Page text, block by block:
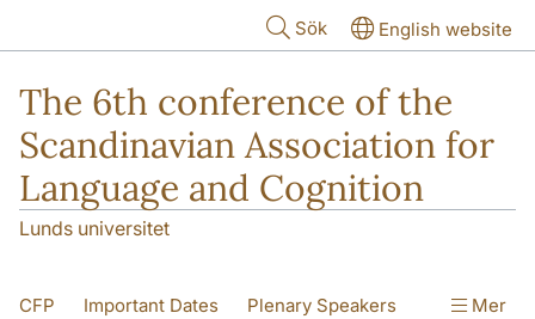
Sök English website
The 6th conference of the
Scandinavian Association for
Language and Cognition
Lunds universitet
CFP Important Dates Plenary Speakers Mer